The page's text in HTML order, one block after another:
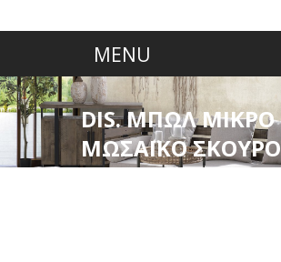
DIS. ΜΠΩΛ ΜΙΚΡΟ
ΜΩΣΑΪΚΟ ΣΚΟΥΡΟ
ΓΚΡΙ 25Χ25Χ7ΕΚ